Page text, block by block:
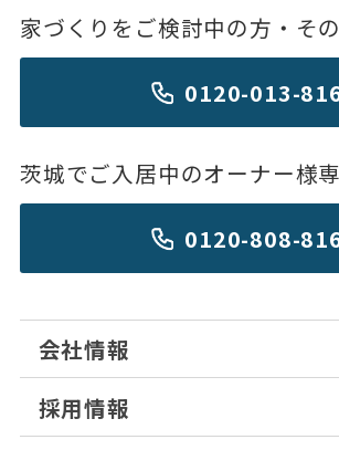
家づくりをご検討中の方・そ
0120-013-
茨城でご入居中のオーナー様
0120-808-
会社情報
採用情報